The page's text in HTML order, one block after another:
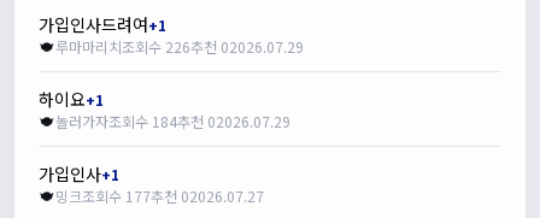
가입인사드려여+1
루마마리치조회수 226추천 02026.07.29
하이요+1
놀러가자조회수 184추천 02026.07.29
가입인사+1
밍크조회수 177추천 02026.07.27